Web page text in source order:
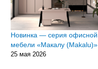
Новинка — серия офисной
мебели «Макалу (Makalu)»
25 мая 2026